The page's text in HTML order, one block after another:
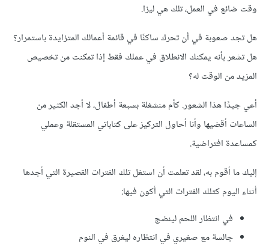
وقت ضائع في العمل، تلك هي ليزا.
هل تجد صعوبة في أن تحرك ساكنًا في قائمة أعمالك المتزايدة باستمرار؟
هل تشعر بأنه يمكنك الانطلاق في عملك فقط إذا تمكنت من تخصيص
المزيد من الوقت له؟
أعي جيدًا هذا الشعور. كأم منشغلة بسبعة أطفال، لا أجد الكثير من
الساعات أقضيها وأنا أحاول التركيز على كتاباتي المستقلة وعملي
كمساعدة افتراضية.
إليك ما أقوم به، لقد تعلمت أن استغل تلك الفترات القصيرة التي أجدها
أثناء اليوم كتلك الفترات التي أكون فيها:
في انتظار اللحم لينضج
جالسة مع صغيري في انتظاره ليغرق في النوم